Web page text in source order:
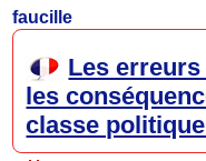
faucille
Les erreurs
les
classe